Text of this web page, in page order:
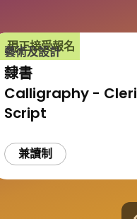
現正接受報名
藝術及設計
隸書
Calligraphy -
Script
兼讀制